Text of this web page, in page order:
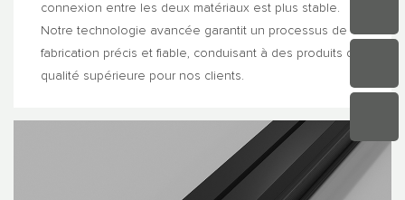
connexion entre les deux matériaux est plus stable.
Notre technologie avancée garantit un processus de
fabrication précis et fiable, conduisant à des produits de
qualité supérieure pour nos clients.